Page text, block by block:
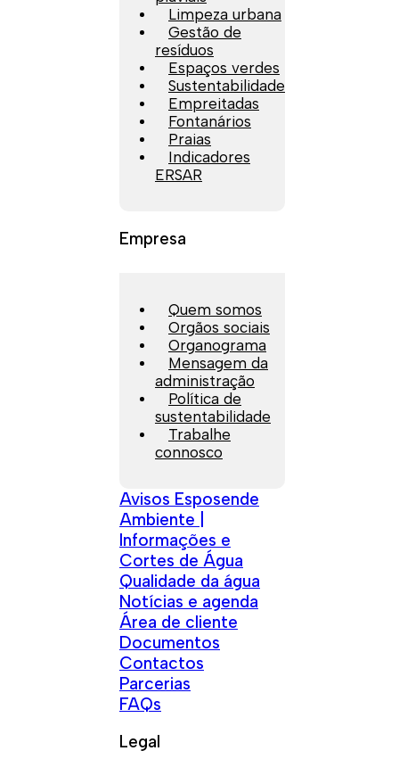
Limpeza urbana
Gestão de
resíduos
Espaços verdes
Sustentabilidade
Empreitadas
Fontanários
Praias
Indicadores
ERSAR
Empresa
Quem somos
Orgãos sociais
Organograma
Mensagem da
administração
Política de
sustentabilidade
Trabalhe
connosco
Avisos Esposende
Ambiente |
Informações e
Cortes de Água
Qualidade da água
Notícias e agenda
Área de cliente
Documentos
Contactos
Parcerias
FAQs
Legal